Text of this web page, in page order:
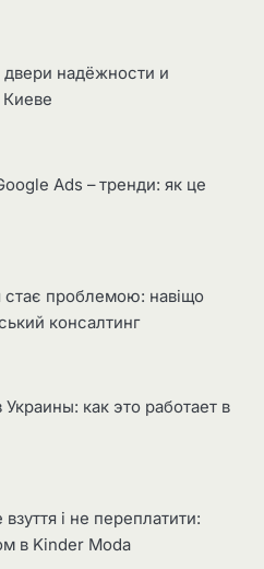
надёжности и
Киеве
Ads – тренди: як це
стає проблемою: навіщо
консалтинг
как это работает в
і не переплатити:
в Kinder Moda